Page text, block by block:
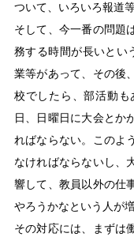
ついて、いろいろ報道
そして、今一番の問題
務する時間が長いとい
業等があって、その後
校でしたら、部活動
日、日曜日に大会とか
ればならない。このよ
なければならないし、
響して、教員以外の仕
やろうかなという人が
その対応には、まずは